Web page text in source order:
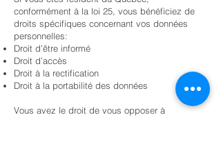
conformément à la loi 25, vous bénéficiez de
droits spécifiques concernant vos données
personnelles:
Droit d’être informé
Droit d’accès
Droit à la rectification
Droit à la portabilité des données
Vous avez le droit de vous opposer à